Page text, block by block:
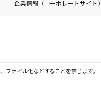
企業情報（コーポレートサイト）
ファイル化などすることを禁じます。